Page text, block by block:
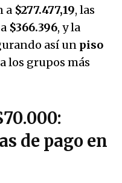
a $277.477,19, las
a $366.396, y la
así un piso
los grupos más
de pago en